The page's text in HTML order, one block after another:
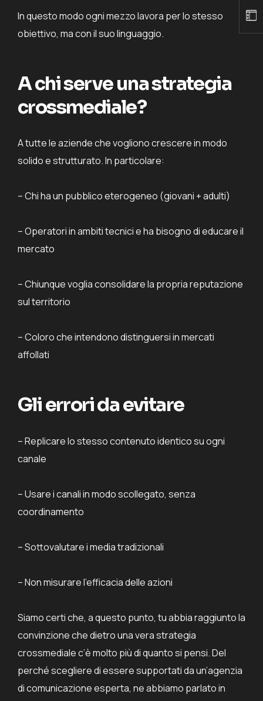
In questo modo ogni mezzo lavora per lo stesso
obiettivo, ma con il suo linguaggio.
A chi serve una strategia
crossmediale?
A tutte le aziende che vogliono crescere in modo
solido e strutturato. In particolare:
– Chi ha un pubblico eterogeneo (giovani + adulti)
– Operatori in ambiti tecnici e ha bisogno di educare il
mercato
– Chiunque voglia consolidare la propria reputazione
sul territorio
– Coloro che intendono distinguersi in mercati
affollati
Gli errori da evitare
– Replicare lo stesso contenuto identico su ogni
canale
– Usare i canali in modo scollegato, senza
coordinamento
– Sottovalutare i media tradizionali
– Non misurare l’efficacia delle azioni
Siamo certi che, a questo punto, tu abbia raggiunto la
convinzione che dietro una vera strategia
crossmediale c’è molto più di quanto si pensi.Del
perché scegliere di essere supportati da un’agenzia
di comunicazione esperta, ne abbiamo parlato in